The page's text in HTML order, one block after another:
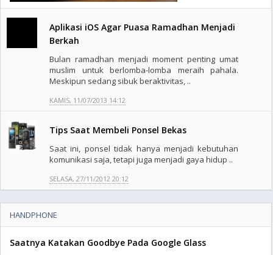
Aplikasi iOS Agar Puasa Ramadhan Menjadi
Berkah
Bulan ramadhan menjadi moment penting umat
muslim untuk berlomba-lomba meraih pahala.
Meskipun sedang sibuk beraktivitas, ..
KAMIS, 11/07/2013 14:12
Tips Saat Membeli Ponsel Bekas
Saat ini, ponsel tidak hanya menjadi kebutuhan
komunikasi saja, tetapi juga menjadi gaya hidup ..
SELASA, 27/11/2012 20:12
HANDPHONE
Saatnya Katakan Goodbye Pada Google Glass